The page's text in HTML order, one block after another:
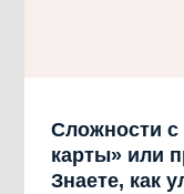
Сложности с
карты» или
Знаете, как